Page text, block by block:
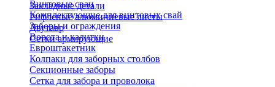
Закладные детали
Рифленые алюминиевые листы
Двутавр
Сетки армирующие
Винтовые сваи
Комплектующие для винтовых свай
Заборы и ограждения
Ворота и калитки
Евроштакетник
Колпаки для заборных столбов
Секционные заборы
Сетка для забора и проволока